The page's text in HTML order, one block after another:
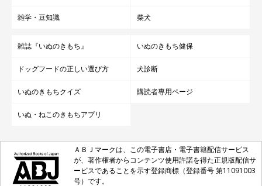
雑学・豆知識 柴犬
雑誌『いぬのきもち』 いぬのきもち健保
ドッグフードの正しい選び方 犬診断
いぬのきもちクイズ 購読者専用ページ
いぬ・ねこのきもちアプリ
ＡＢＪマークは、この電子書店・電子書籍配信サービス
が、著作権者からコンテンツ使用許諾を得た正規版配信サ
ービスであることを示す登録商標（登録番号 第11091003
号）です。